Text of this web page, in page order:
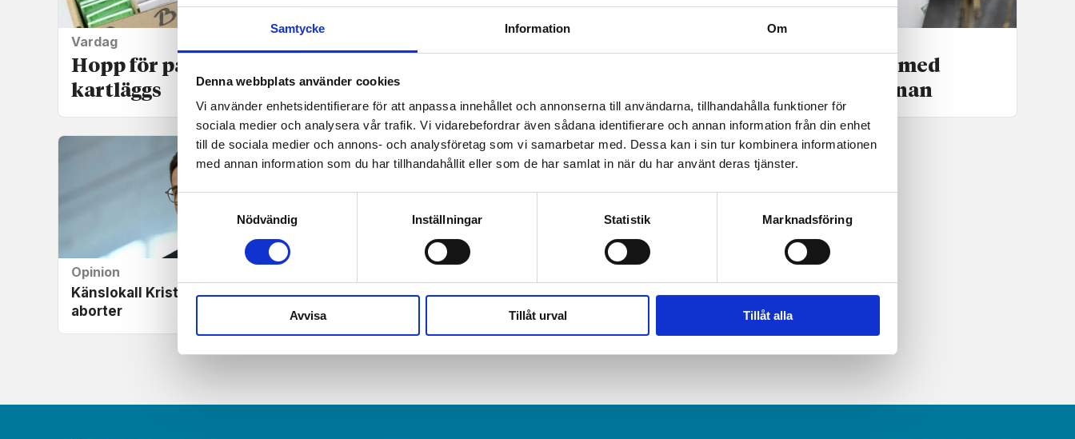
Samtycke Information Om
Denna webbplats använder cookies
Vi använder enhetsidentifierare för att anpassa innehållet och annonserna till användarna, tillhandahålla funktioner för
sociala medier och analysera vår trafik. Vi vidarebefordrar även sådana identifierare och annan information från din enhet
till de sociala medier och annons- och analysföretag som vi samarbetar med. Dessa kan i sin tur kombinera informationen
med annan information som du har tillhandahållit eller som de har samlat in när du har använt deras tjänster.
Samtyckesval
Nödvändig
Inställningar Statistik Marknadsföring
Avvisa Tillåt urval Tillåt alla
Vardag
Hopp för patienter när gener
kartläggs
prins Daniel!
Försummat sinne med
motorväg in i hjärnan
Opinion
Känslokall Kristersson om
aborter